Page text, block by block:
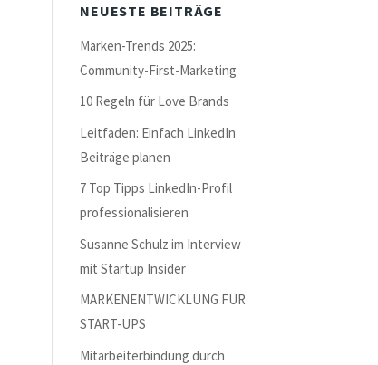
NEUESTE BEITRÄGE
Marken-Trends 2025:
Community-First-Marketing
10 Regeln für Love Brands
Leitfaden: Einfach LinkedIn
Beiträge planen
7 Top Tipps LinkedIn-Profil
professionalisieren
Susanne Schulz im Interview
mit Startup Insider
MARKENENTWICKLUNG FÜR
START-UPS
Mitarbeiterbindung durch